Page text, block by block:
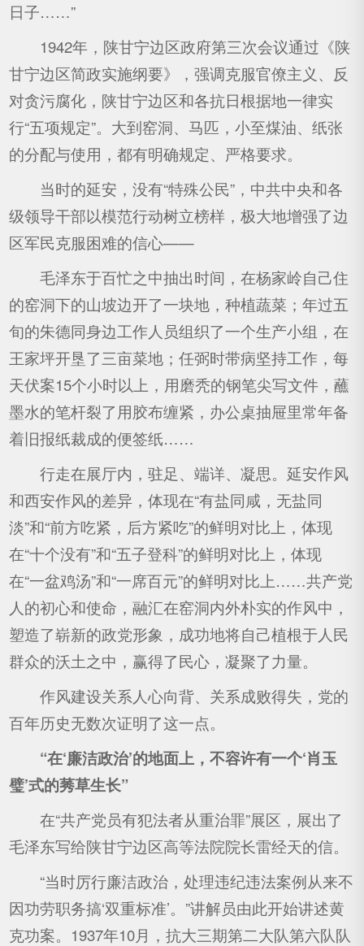
日子……”
1942年，陕甘宁边区政府第三次会议通过《陕
甘宁边区简政实施纲要》，强调克服官僚主义、反
对贪污腐化，陕甘宁边区和各抗日根据地一律实
行“五项规定”。大到窑洞、马匹，小至煤油、纸张
的分配与使用，都有明确规定、严格要求。
当时的延安，没有“特殊公民”，中共中央和各
级领导干部以模范行动树立榜样，极大地增强了边
区军民克服困难的信心——
毛泽东于百忙之中抽出时间，在杨家岭自己住
的窑洞下的山坡边开了一块地，种植蔬菜；年过五
旬的朱德同身边工作人员组织了一个生产小组，在
王家坪开垦了三亩菜地；任弼时带病坚持工作，每
天伏案15个小时以上，用磨秃的钢笔尖写文件，蘸
墨水的笔杆裂了用胶布缠紧，办公桌抽屉里常年备
着旧报纸裁成的便签纸……
行走在展厅内，驻足、端详、凝思。延安作风
和西安作风的差异，体现在“有盐同咸，无盐同
淡”和“前方吃紧，后方紧吃”的鲜明对比上，体现
在“十个没有”和“五子登科”的鲜明对比上，体现
在“一盆鸡汤”和“一席百元”的鲜明对比上……共产党
人的初心和使命，融汇在窑洞内外朴实的作风中，
塑造了崭新的政党形象，成功地将自己植根于人民
群众的沃土之中，赢得了民心，凝聚了力量。
作风建设关系人心向背、关系成败得失，党的
百年历史无数次证明了这一点。
“在‘廉洁政治’的地面上，不容许有一个‘肖玉
璧’式的莠草生长”
在“共产党员有犯法者从重治罪”展区，展出了
毛泽东写给陕甘宁边区高等法院院长雷经天的信。
“当时厉行廉洁政治，处理违纪违法案例从来不
因功劳职务搞‘双重标准’。”讲解员由此开始讲述黄
克功案。1937年10月，抗大三期第二大队第六队队